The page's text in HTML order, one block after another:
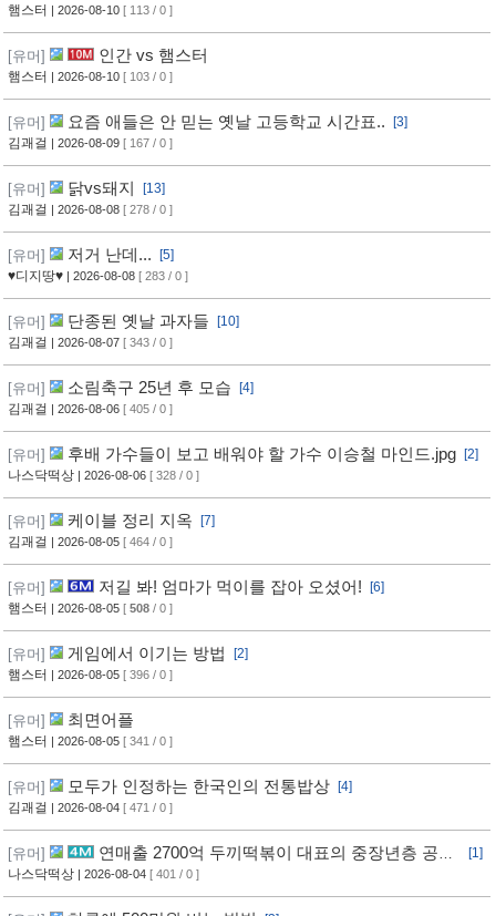
햄스터 | 2026-08-10 [ 113 / 0 ]
[유머] 인간 vs 햄스터
햄스터 | 2026-08-10 [ 103 / 0 ]
[유머] 요즘 애들은 안 믿는 옛날 고등학교 시간표..
[3]
김괘걸
| 2026-08-09 [ 167 / 0 ]
[유머] 닭vs돼지
[13]
김괘걸
| 2026-08-08 [ 278 / 0 ]
[유머] 저거 난데...
[5]
♥디지땅♥ | 2026-08-08 [ 283 / 0 ]
[유머] 단종된 옛날 과자들
[10]
김괘걸
| 2026-08-07 [ 343 / 0 ]
[유머] 소림축구 25년 후 모습
[4]
김괘걸
| 2026-08-06 [ 405 / 0 ]
[유머] 후배 가수들이 보고 배워야 할 가수 이승철 마인드.jpg
[2]
나스닥떡상 | 2026-08-06 [ 328 / 0 ]
[유머] 케이블 정리 지옥
[7]
김괘걸
| 2026-08-05 [ 464 / 0 ]
[유머] 저길 봐! 엄마가 먹이를 잡아 오셨어!
[6]
햄스터
| 2026-08-05 [ 508 / 0 ]
[유머] 게임에서 이기는 방법
[2]
햄스터
| 2026-08-05 [ 396 / 0 ]
[유머] 최면어플
햄스터 | 2026-08-05 [ 341 / 0 ]
[유머] 모두가 인정하는 한국인의 전통밥상
[4]
김괘걸
| 2026-08-04 [ 471 / 0 ]
[유머]
연매출 2700억 두끼떡볶이 대표의 중장년층 공략
방법
[1]
나스닥떡상 | 2026-08-04 [ 401 / 0 ]